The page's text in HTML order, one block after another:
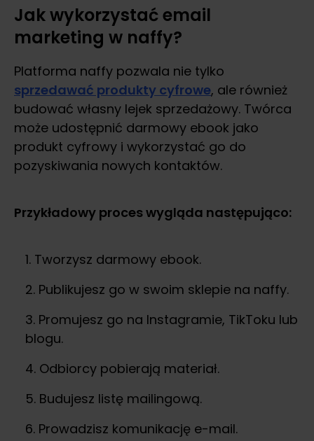
Jak wykorzystać email
marketing w naffy?
Platforma naffy pozwala nie tylko
sprzedawać produkty cyfrowe, ale również
budować własny lejek sprzedażowy. Twórca
może udostępnić darmowy ebook jako
produkt cyfrowy i wykorzystać go do
pozyskiwania nowych kontaktów.
Przykładowy proces wygląda następująco:
Tworzysz darmowy ebook.
Publikujesz go w swoim sklepie na naffy.
Promujesz go na Instagramie, TikToku lub
blogu.
Odbiorcy pobierają materiał.
Budujesz listę mailingową.
Prowadzisz komunikację e-mail.